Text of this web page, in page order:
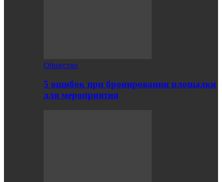
Общество
5 ошибок при бронировании площадки
для мероприятия